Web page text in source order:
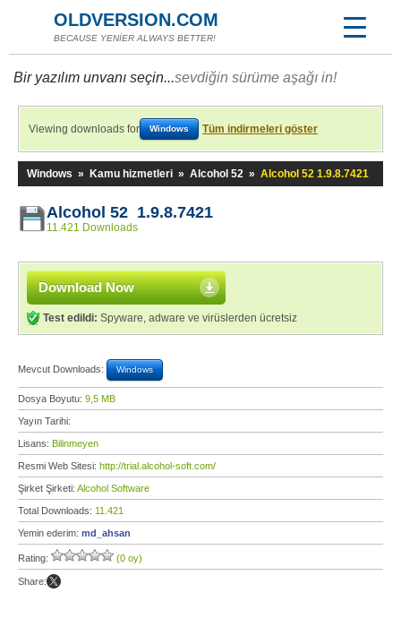
OLDVERSION.COM
BECAUSE YENİER ALWAYS BETTER!
Bir yazılım unvanı seçin...sevdiğin sürüme aşağı in!
Viewing downloads for Windows Tüm indirmeleri göster
Windows » Kamu hizmetleri » Alcohol 52 » Alcohol 52 1.9.8.7421
Alcohol 52 1.9.8.7421
11.421 Downloads
Download Now
Test edildi: Spyware, adware ve virüslerden ücretsiz
Mevcut Downloads: Windows
Dosya Boyutu: 9,5 MB
Yayın Tarihi:
Lisans: Bilinmeyen
Resmi Web Sitesi: http://trial.alcohol-soft.com/
Şirket Şirketi: Alcohol Software
Total Downloads: 11.421
Yemin ederim: md_ahsan
Rating: (0 oy)
Share: